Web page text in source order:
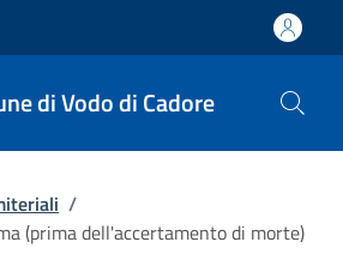
di Vodo di Cadore
/
(prima dell'accertamento di morte)